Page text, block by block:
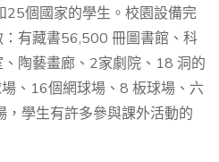
25個國家的學生。校園設備完
有藏書56,500 冊圖書館、科
陶藝畫廊、2家劇院、18 洞的
、16個網球場、8 板球場、六
學生有許多參與課外活動的